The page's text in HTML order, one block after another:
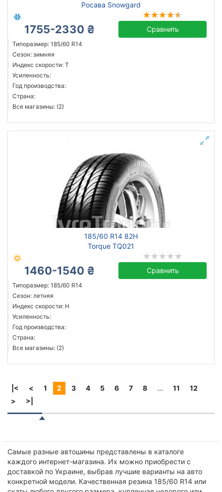
Росава Snowgard
1755-2330 ₴ Сравнить
Типоразмер: 185/60 R14
Сезон: зимняя
Индекс скорости: T
Усиленность:
Год производства:
Страна:
Все магазины: (2)
185/60 R14 82H
Torque TQ021
1460-1540 ₴ Сравнить
Типоразмер: 185/60 R14
Сезон: летняя
Индекс скорости: H
Усиленность:
Год производства:
Страна:
Все магазины: (2)
|< < 1 2 3 4 5 6 7 8 ... 11
12
>
>|
Самые разные автошины представлены в каталоге
каждого интернет-магазина. Их можно приобрести с
доставкой по Украине, выбрав лучшие варианты на авто
конкретной модели. Качественная резина 185/60 R14 или